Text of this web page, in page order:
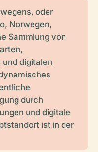
oder
Norwegen,
Sammlung von
digitalen
durch
und digitale
ist in der